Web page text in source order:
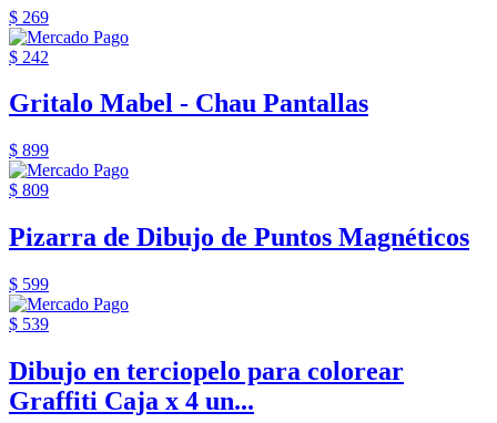
$ 269
$ 242
Gritalo Mabel - Chau Pantallas
$ 899
$ 809
Pizarra de Dibujo de Puntos Magnéticos
$ 599
$ 539
Dibujo en terciopelo para colorear
Graffiti Caja x 4 un...